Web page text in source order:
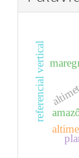
referencial vertical